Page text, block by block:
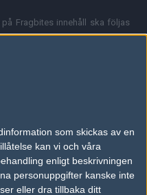
som skickas av en
kan vi och våra
enligt beskrivningen
personuppgifter kanske inte
eller dra tillbaka ditt
Fragbites innehåll ska följas
Fragbites åsikter.
sparas även när man deltar i
eller välja att inte
25 juli 2003.